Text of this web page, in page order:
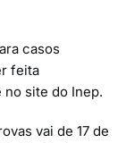
casos
feita
site do Inep.
vai de 17 de